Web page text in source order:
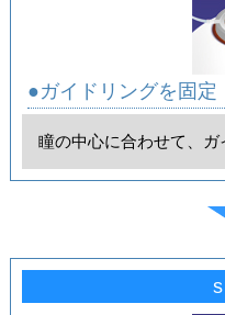
●ガイドリングを固定
瞳の中心に合わせて、ガ